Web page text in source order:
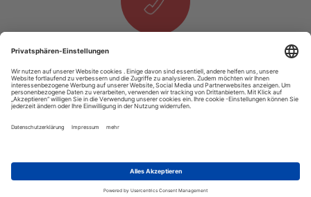
Telefon & E-Mail
T. +49 1525 937 14 25
E.info@tourexpi.com
Copyright 2020 Tourexpi.com - Alle Rechte Vorbehalten
Podcast
Video RSS